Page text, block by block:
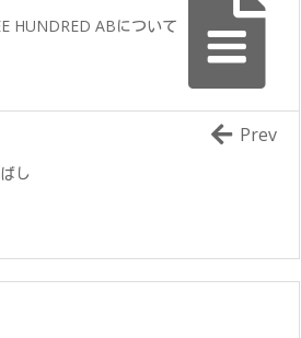
HUNDRED ABについて
し
Prev